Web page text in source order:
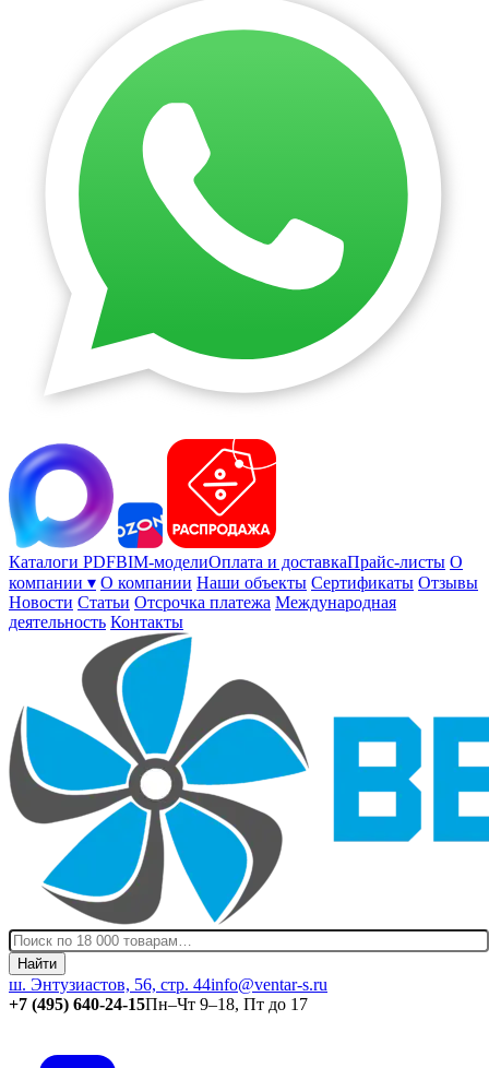
Каталоги PDFBIM-моделиОплата и доставкаПрайс-листы О
компании ▾ О компании Наши объекты Сертификаты Отзывы
Новости Статьи Отсрочка платежа Международная
деятельность Контакты
Найти
ш. Энтузиастов, 56, стр. 44info@ventar-s.ru
+7 (495) 640-24-15Пн–Чт 9–18, Пт до 17